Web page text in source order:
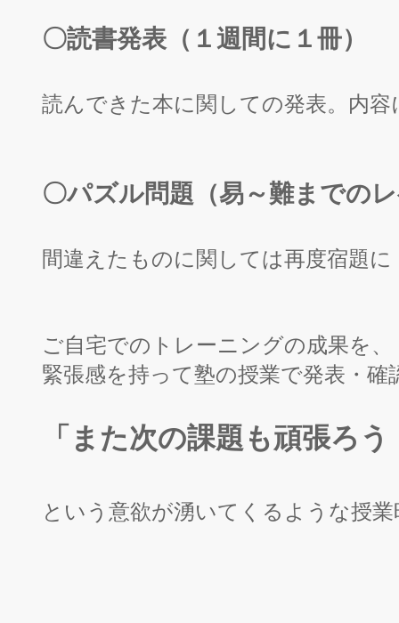
〇読書発表（１週間に１冊）
読んできた本に関しての発表。内
〇パズル問題（易～難までの
間違えたものに関しては再度宿題に
ご自宅でのトレーニングの成果を、
緊張感を持って塾の授業で発表・確
「また次の課題も頑張ろ
という意欲が湧いてくるような授